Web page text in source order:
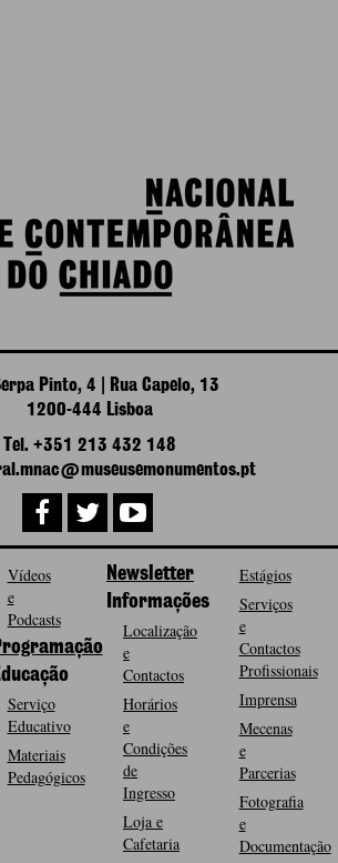
Pinto, 4 | Rua Capelo, 13
1200-444 Lisboa
Tel. +351 213 432 148
Vídeos
e
Podcasts
Serviço
Educativo
Materiais
Pedagógicos
Newsletter
Informações
Localização
e
Contactos
Horários
e
Condições
de
Ingresso
Loja e
Cafetaria
Estágios
Serviços
e
Contactos
Profissionais
Imprensa
Mecenas
e
Parcerias
Fotografia
e
Documentação